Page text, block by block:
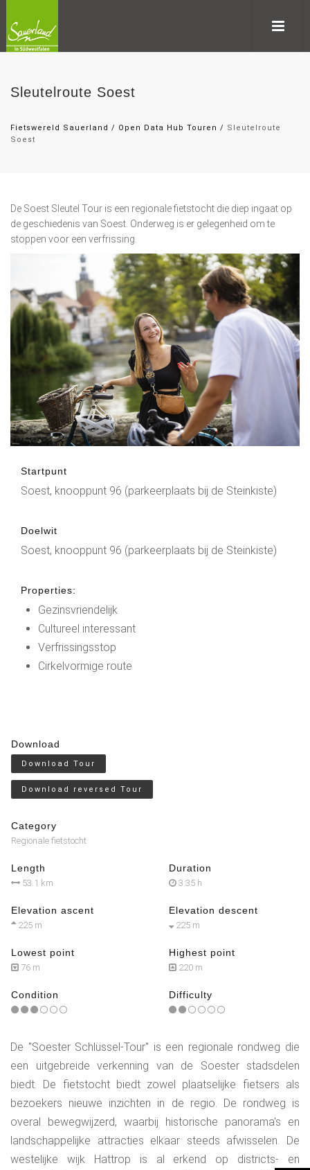
Sleutelroute Soest
Fietswereld Sauerland / Open Data Hub Touren / Sleutelroute
Soest
De Soest Sleutel Tour is een regionale fietstocht die diep ingaat op
de geschiedenis van Soest. Onderweg is er gelegenheid om te
stoppen voor een verfrissing.
Startpunt
Soest, knooppunt 96 (parkeerplaats bij de Steinkiste)
Doelwit
Soest, knooppunt 96 (parkeerplaats bij de Steinkiste)
Properties:
Gezinsvriendelijk
Cultureel interessant
Verfrissingsstop
Cirkelvormige route
Download
Download Tour
Download reversed Tour
Category
Regionale fietstocht
Length
53.1 km
Duration
3:35 h
Elevation ascent
225 m
Elevation descent
225 m
Lowest point
76 m
Highest point
220 m
Condition Difficulty
De "Soester Schlüssel-Tour" is een regionale rondweg die
een uitgebreide verkenning van de Soester stadsdelen
biedt. De fietstocht biedt zowel plaatselijke fietsers als
bezoekers nieuwe inzichten in de regio. De rondweg is
overal bewegwijzerd, waarbij historische panorama's en
landschappelijke attracties elkaar steeds afwisselen. De
westelijke wijk Hattrop is al erkend op districts- en